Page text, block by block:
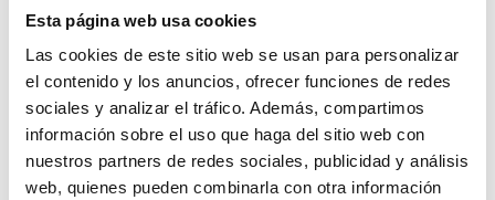
Esta página web usa cookies
Las cookies de este sitio web se usan para personalizar
el contenido y los anuncios, ofrecer funciones de redes
sociales y analizar el tráfico. Además, compartimos
información sobre el uso que haga del sitio web con
nuestros partners de redes sociales, publicidad y análisis
web, quienes pueden combinarla con otra información
€145,00 €108,75
IVA incluido
• En stock • En stock
SALE 25% SALE 25%